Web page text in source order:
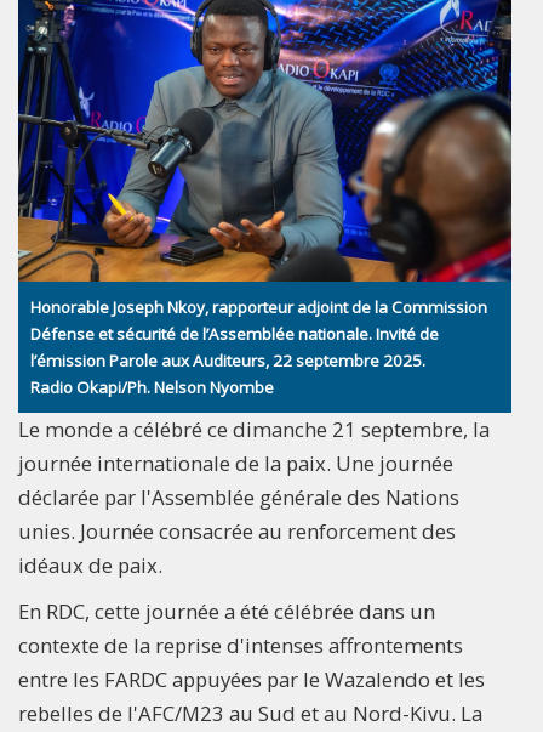
Honorable Joseph Nkoy, rapporteur adjoint de la Commission
Défense et sécurité de l’Assemblée nationale. Invité de
l’émission Parole aux Auditeurs, 22 septembre 2025.
Radio Okapi/Ph. Nelson Nyombe
Le monde a célébré ce dimanche 21 septembre, la
journée internationale de la paix. Une journée
déclarée par l'Assemblée générale des Nations
unies. Journée consacrée au renforcement des
idéaux de paix.
En RDC, cette journée a été célébrée dans un
contexte de la reprise d'intenses affrontements
entre les FARDC appuyées par le Wazalendo et les
rebelles de l'AFC/M23 au Sud et au Nord-Kivu. La